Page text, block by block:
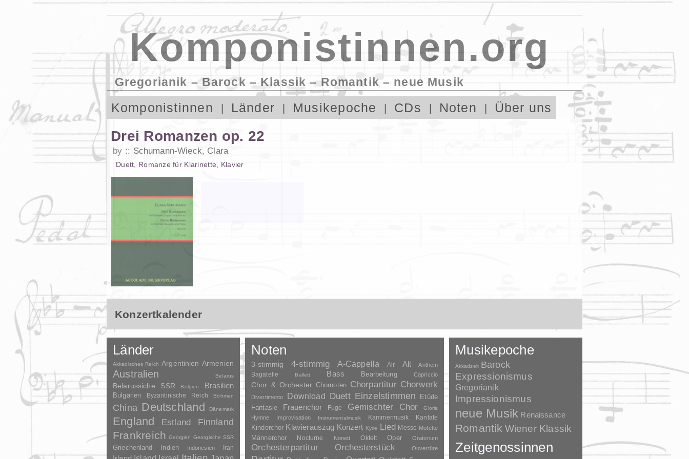
Komponistinnen.org
Gregorianik – Barock – Klassik – Romantik – neue Musik
Komponistinnen Länder Musikepoche CDs Noten Über uns
Drei Romanzen op. 22
by Schumann-Wieck, Clara
Duett Romanze für Klarinette Klavier
Konzertkalender
Länder
Akkadisches Reich Argentinien Armenien
Australien Belarus
Belarussiche SSR Belgien Brasilien
Bulgarien Byzantinische Reich Böhmen
China Deutschland Dänemark
England Estland Finnland
Frankreich Georgien Georgische SSR
Griechenland Indien Indonesien Iran
Noten
3-stimmig 4-stimmig A-Cappella Air Alt Anthem
Bagatelle Ballett Bass Bearbeitung Capriccio
Chor & Orchester Chornoten Chorpartitur Chorwerk
Divertimento Download Duett Einzelstimmen Etüde
Fantasie Frauenchor Fuge Gemischter Chor Gloria
Hymne Improvisation Instrumentalmusik Kammermusik Kantate
Kinderchor Klavierauszug Konzert Kyrie Lied Messe Motette
Männerchor Nocturne Nonett Oktett Oper Oratorium
Orchesterpartitur Orchesterstück Ouvertüre
Musikepoche
Akkadzeit Barock
Expressionismus
Gregorianik
Impressionismus
neue Musik Renaissance
Romantik Wiener Klassik
Zeitgenossinnen